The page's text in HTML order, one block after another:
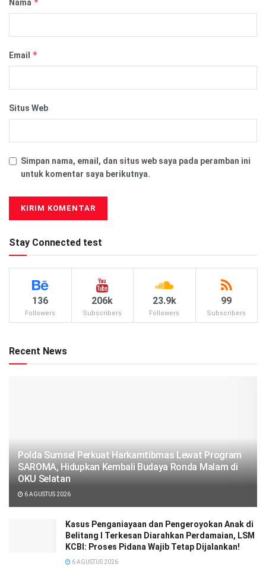
Nama
Email *
Situs Web
Simpan nama, email, dan situs web saya pada peramban ini
untuk komentar saya berikutnya.
Stay Connected test
136
Followers
206k
Subscribers
23.9k
Followers
99
Subscribers
Recent News
Polda Sumsel Perkuat Harkamtibmas Lewat Program
SAROMA, Hidupkan Kembali Budaya Ronda Malam di
OKU Selatan
6 AGUSTUS 2026
Kasus Penganiayaan dan Pengeroyokan Anak di
Belitang I Terkesan Diarahkan Perdamaian, LSM
KCBI: Proses Pidana Wajib Tetap Dijalankan!
6 AGUSTUS 2026